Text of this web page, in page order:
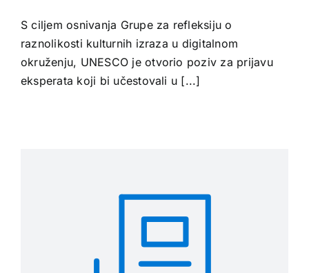
S ciljem osnivanja Grupe za refleksiju o
raznolikosti kulturnih izraza u digitalnom
okruženju, UNESCO je otvorio poziv za prijavu
eksperata koji bi učestovali u [...]